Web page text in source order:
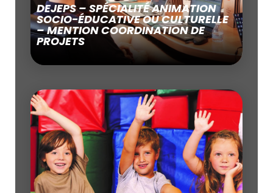
DEJEPS – SPÉCIALITÉ ANIMATION
SOCIO-ÉDUCATIVE OU CULTURELLE
– MENTION COORDINATION DE
PROJETS